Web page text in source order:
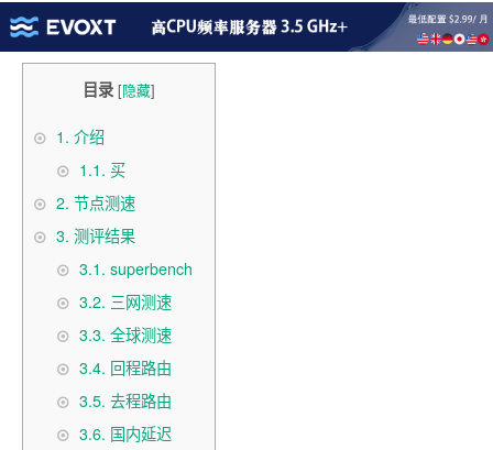
目录 [隐藏]
1. 介绍
1.1. 买
2. 节点测速
3. 测评结果
3.1. superbench
3.2. 三网测速
3.3. 全球测速
3.4. 回程路由
3.5. 去程路由
3.6. 国内延迟